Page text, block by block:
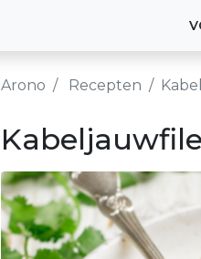
Arono Recepten